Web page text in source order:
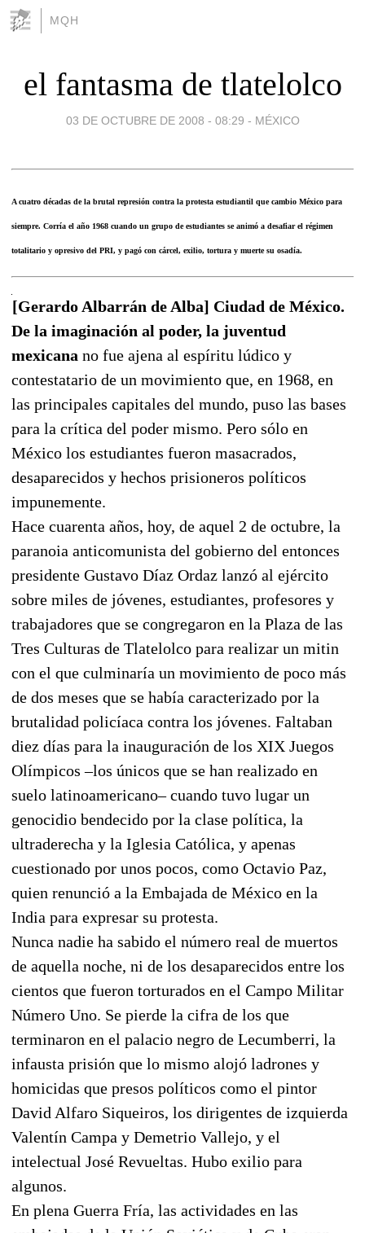
MQH
el fantasma de tlatelolco
03 DE OCTUBRE DE 2008 - 08:29 - MÉXICO
A cuatro décadas de la brutal represión contra la protesta estudiantil que cambio México para
siempre. Corría el año 1968 cuando un grupo de estudiantes se animó a desafiar el régimen
totalitario y opresivo del PRI, y pagó con cárcel, exilio, tortura y muerte su osadía.
[Gerardo Albarrán de Alba] Ciudad de México.
De la imaginación al poder, la juventud
mexicana no fue ajena al espíritu lúdico y
contestatario de un movimiento que, en 1968, en
las principales capitales del mundo, puso las bases
para la crítica del poder mismo. Pero sólo en
México los estudiantes fueron masacrados,
desaparecidos y hechos prisioneros políticos
impunemente.
Hace cuarenta años, hoy, de aquel 2 de octubre, la
paranoia anticomunista del gobierno del entonces
presidente Gustavo Díaz Ordaz lanzó al ejército
sobre miles de jóvenes, estudiantes, profesores y
trabajadores que se congregaron en la Plaza de las
Tres Culturas de Tlatelolco para realizar un mitin
con el que culminaría un movimiento de poco más
de dos meses que se había caracterizado por la
brutalidad policíaca contra los jóvenes. Faltaban
diez días para la inauguración de los XIX Juegos
Olímpicos –los únicos que se han realizado en
suelo latinoamericano– cuando tuvo lugar un
genocidio bendecido por la clase política, la
ultraderecha y la Iglesia Católica, y apenas
cuestionado por unos pocos, como Octavio Paz,
quien renunció a la Embajada de México en la
India para expresar su protesta.
Nunca nadie ha sabido el número real de muertos
de aquella noche, ni de los desaparecidos entre los
cientos que fueron torturados en el Campo Militar
Número Uno. Se pierde la cifra de los que
terminaron en el palacio negro de Lecumberri, la
infausta prisión que lo mismo alojó ladrones y
homicidas que presos políticos como el pintor
David Alfaro Siqueiros, los dirigentes de izquierda
Valentín Campa y Demetrio Vallejo, y el
intelectual José Revueltas. Hubo exilio para
algunos.
En plena Guerra Fría, las actividades en las